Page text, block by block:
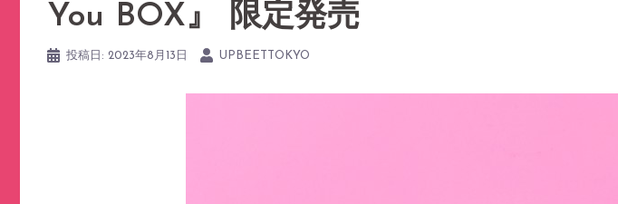
You BOX』 限定発売
投稿日: 2023年8月13日 UPBEETTOKYO